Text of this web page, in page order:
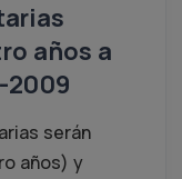
años a
2009
serán
años) y